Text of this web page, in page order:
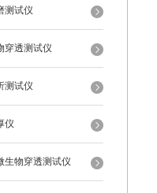
测试仪
穿透测试仪
测试仪
仪
生物穿透测试仪